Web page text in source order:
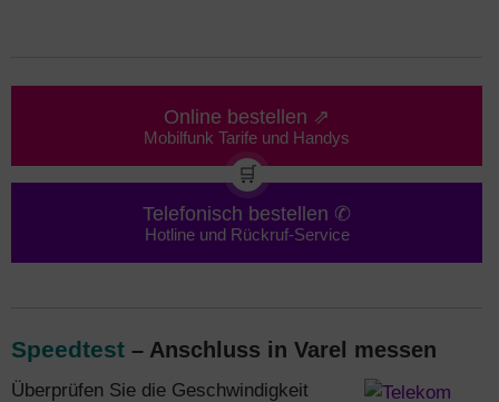
Online bestellen ⇗
Mobilfunk Tarife und Handys
🛒
Telefonisch bestellen ✆
Hotline und Rückruf-Service
Speedtest – Anschluss in Varel messen
Überprüfen Sie die Geschwindigkeit